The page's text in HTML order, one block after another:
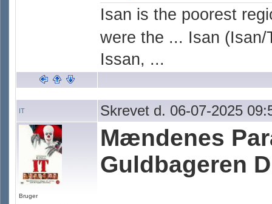
Isan is the poorest
were the ... Isan
Issan, ...
IT Skrevet d. 06-07-2025
Bruger
Mændenes
Guldbageren